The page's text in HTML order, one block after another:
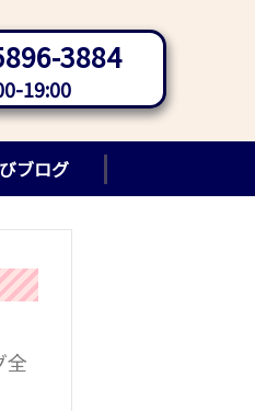
3884
19:00
ブログ